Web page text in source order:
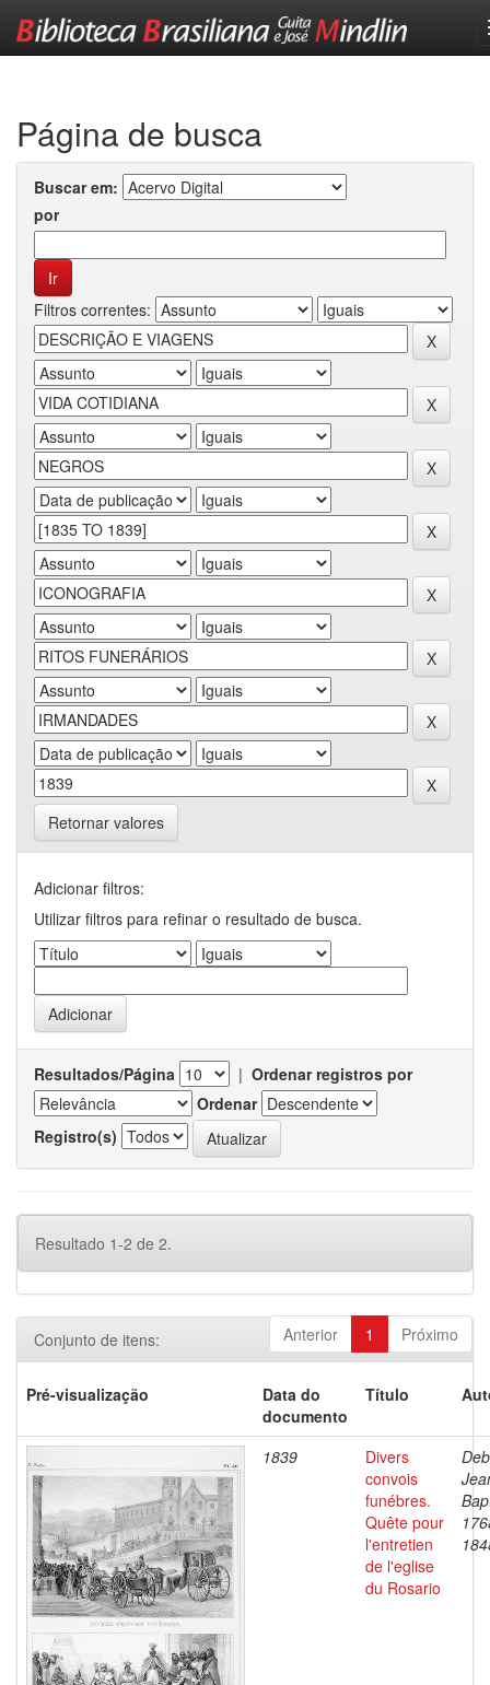
Página de busca
Buscar em:
por
Filtros correntes:
Retornar valores
Adicionar filtros:
Utilizar filtros para refinar o resultado de busca.
Resultados/Página | Ordenar registros por
Ordenar
Registro(s)
Resultado 1-2 de 2.
Anterior 1 Próximo
Conjunto de itens:
Pré-visualização
Data do
documento
Título
1839
Divers
convois
funébres.
Quête pour
l'entretien
de l'eglise
du Rosario